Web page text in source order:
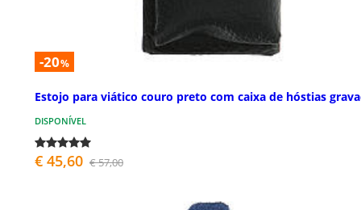
-20%
Estojo para viático couro preto com caixa de hóstias
DISPONÍVEL
€ 45,60 € 57,00